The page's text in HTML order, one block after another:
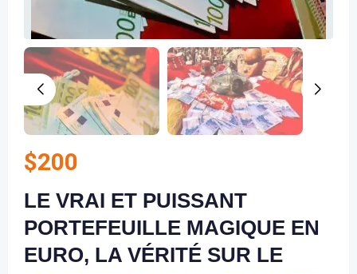
$200
LE VRAI ET PUISSANT
PORTEFEUILLE MAGIQUE EN
EURO, LA VÉRITÉ SUR LE